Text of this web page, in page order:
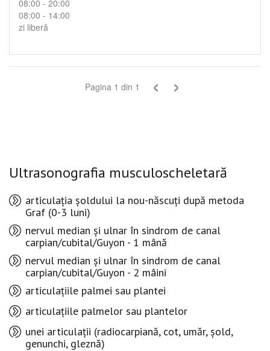
08:00 - 20:00
08:00 - 14:00
zi liberă
Pagina 1 din 1 ‹ ›
Ultrasonografia musculoscheletară
articulația șoldului la nou-născuți după metoda
Graf (0-3 luni)
nervul median și ulnar în sindrom de canal
carpian/cubital/Guyon - 1 mână
nervul median și ulnar în sindrom de canal
carpian/cubital/Guyon - 2 mâini
articulațiile palmei sau plantei
articulațiile palmelor sau plantelor
unei articulații (radiocarpiană, cot, umăr, șold,
genunchi, gleznă)